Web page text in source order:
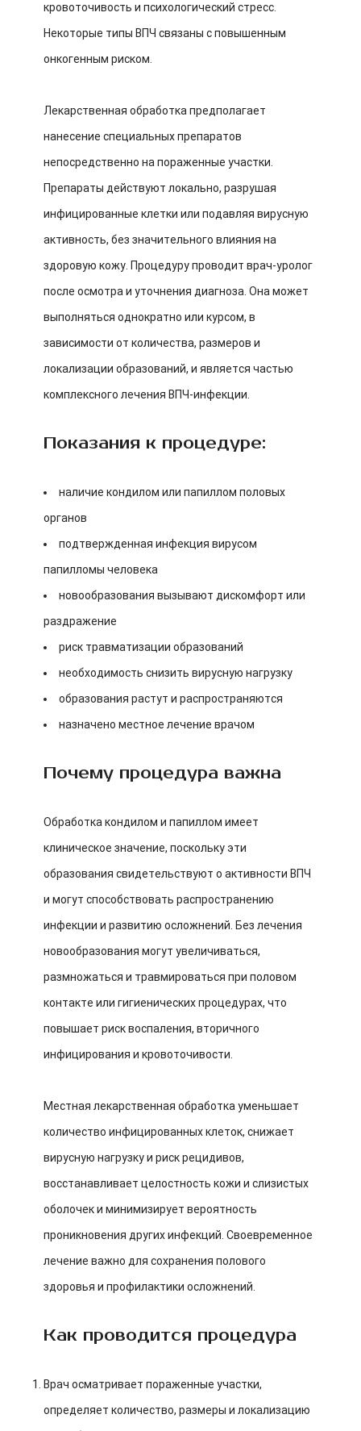
кровоточивость и психологический стресс.
Некоторые типы ВПЧ связаны с повышенным
онкогенным риском.
Лекарственная обработка предполагает
нанесение специальных препаратов
непосредственно на пораженные участки.
Препараты действуют локально, разрушая
инфицированные клетки или подавляя вирусную
активность, без значительного влияния на
здоровую кожу. Процедуру проводит врач-уролог
после осмотра и уточнения диагноза. Она может
выполняться однократно или курсом, в
зависимости от количества, размеров и
локализации образований, и является частью
комплексного лечения ВПЧ-инфекции.
Показания к процедуре:
наличие кондилом или папиллом половых
органов
подтвержденная инфекция вирусом
папилломы человека
новообразования вызывают дискомфорт или
раздражение
риск травматизации образований
необходимость снизить вирусную нагрузку
образования растут и распространяются
назначено местное лечение врачом
Почему процедура важна
Обработка кондилом и папиллом имеет
клиническое значение, поскольку эти
образования свидетельствуют о активности ВПЧ
и могут способствовать распространению
инфекции и развитию осложнений. Без лечения
новообразования могут увеличиваться,
размножаться и травмироваться при половом
контакте или гигиенических процедурах, что
повышает риск воспаления, вторичного
инфицирования и кровоточивости.
Местная лекарственная обработка уменьшает
количество инфицированных клеток, снижает
вирусную нагрузку и риск рецидивов,
восстанавливает целостность кожи и слизистых
оболочек и минимизирует вероятность
проникновения других инфекций. Своевременное
лечение важно для сохранения полового
здоровья и профилактики осложнений.
Как проводится процедура
Врач осматривает пораженные участки,
определяет количество, размеры и локализацию